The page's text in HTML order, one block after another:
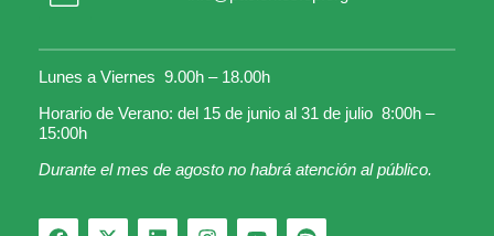
Lunes a Viernes 9.00h – 18.00h
Horario de Verano: del 15 de junio al 31 de julio 8:00h –
15:00h
Durante el mes de agosto no habrá atención al público.